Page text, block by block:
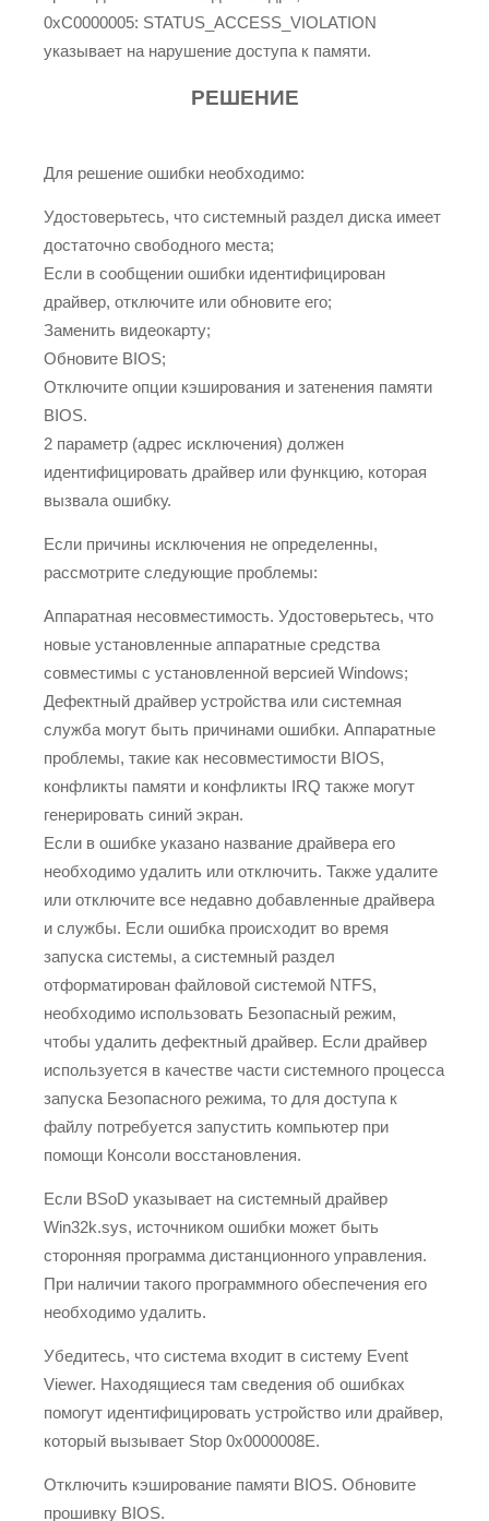
0xC0000005: STATUS_ACCESS_VIOLATION
указывает на нарушение доступа к памяти.
РЕШЕНИЕ
Для решение ошибки необходимо:
Удостоверьтесь, что системный раздел диска имеет
достаточно свободного места;
Если в сообщении ошибки идентифицирован
драйвер, отключите или обновите его;
Заменить видеокарту;
Обновите BIOS;
Отключите опции кэширования и затенения памяти
BIOS.
2 параметр (адрес исключения) должен
идентифицировать драйвер или функцию, которая
вызвала ошибку.
Если причины исключения не определенны,
рассмотрите следующие проблемы:
Аппаратная несовместимость. Удостоверьтесь, что
новые установленные аппаратные средства
совместимы с установленной версией Windows;
Дефектный драйвер устройства или системная
служба могут быть причинами ошибки. Аппаратные
проблемы, такие как несовместимости BIOS,
конфликты памяти и конфликты IRQ также могут
генерировать синий экран.
Если в ошибке указано название драйвера его
необходимо удалить или отключить. Также удалите
или отключите все недавно добавленные драйвера
и службы. Если ошибка происходит во время
запуска системы, а системный раздел
отформатирован файловой системой NTFS,
необходимо использовать Безопасный режим,
чтобы удалить дефектный драйвер. Если драйвер
используется в качестве части системного процесса
запуска Безопасного режима, то для доступа к
файлу потребуется запустить компьютер при
помощи Консоли восстановления.
Если BSoD указывает на системный драйвер
Win32k.sys, источником ошибки может быть
сторонняя программа дистанционного управления.
При наличии такого программного обеспечения его
необходимо удалить.
Убедитесь, что система входит в систему Event
Viewer. Находящиеся там сведения об ошибках
помогут идентифицировать устройство или драйвер,
который вызывает Stop 0x0000008E.
Отключить кэширование памяти BIOS. Обновите
прошивку BIOS.